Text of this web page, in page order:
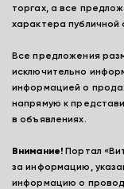
торгах, а все
характера публичной
Все предложения
исключительно
информацией о
напрямую к
в объявлениях.
Внимание! Портал
за информацию,
информацию о